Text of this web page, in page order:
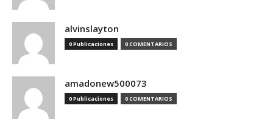
alvinslayton
0 Publicaciones 0 COMENTARIOS
amadonew500073
0 Publicaciones 0 COMENTARIOS